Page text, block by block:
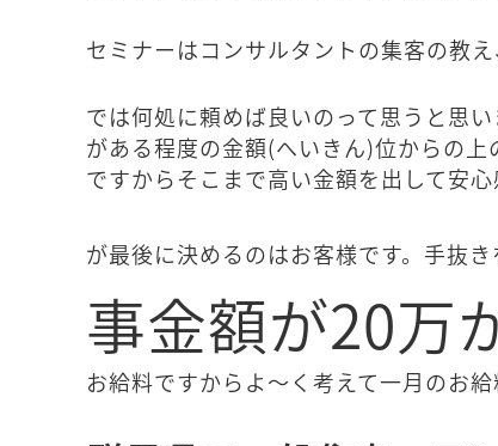
セミナーはコンサルタントの集客の教
では何処に頼めば良いのって思うと思
がある程度の金額(へいきん)位からの上
ですからそこまで高い金額を出して安
が最後に決めるのはお客様です。手抜
事金額が20万
お給料ですからよ～く考えて一月のお